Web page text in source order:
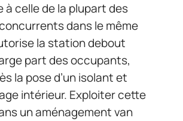
à celle de la plupart des
dans le même
la station debout
part des occupants,
la pose d’un isolant et
intérieur. Exploiter cette
un aménagement van